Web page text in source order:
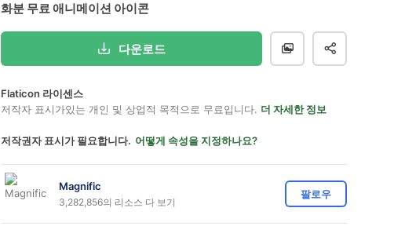
화분 무료 애니메이션 아이콘
다운로드
Flaticon 라이센스
저작자 표시가있는 개인 및 상업적 목적으로 무료입니다. 더 자세한 정보
저작권자 표시가 필요합니다. 어떻게 속성을 지정하나요?
Magnific
3,282,856의 리소스 다 보기
팔로우